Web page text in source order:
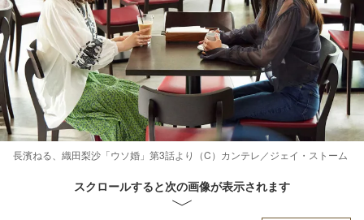
長濱ねる、織田梨沙「ウソ婚」第3話より（C）カンテレ／ジェイ・ストーム
スクロールすると次の画像が表示されます